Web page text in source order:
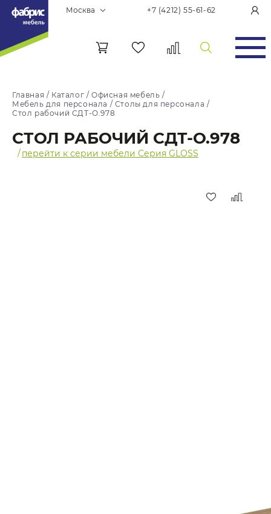
Москва +7 (4212) 55-61-62
Главная / Каталог /Офисная мебель /
Мебель для персонала / Столы для персонала /
Стол рабочий СДТ-О.978
СТОЛ РАБОЧИЙ СДТ-О.978
/перейти к серии мебели Серия GLOSS